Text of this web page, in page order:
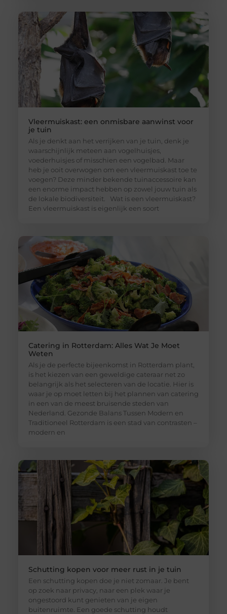
Vleermuiskast: een onmisbare aanwinst voor
je tuin
Als je denkt aan het verrijken van je tuin, denk je
waarschijnlijk meteen aan vogelhuisjes,
voederhuisjes of misschien een vogelbad. Maar
heb je ooit overwogen om een vleermuiskast toe te
voegen? Deze minder bekende tuinaccessoire kan
een enorme impact hebben op zowel jouw tuin als
de lokale biodiversiteit. Wat is een vleermuiskast?
Een vleermuiskast is eigenlijk een soort
Catering in Rotterdam: Alles Wat Je Moet
Weten
Als je de perfecte bijeenkomst in Rotterdam plant,
is het kiezen van een geweldige cateraar net zo
belangrijk als het selecteren van de locatie. Hier is
waar je op moet letten bij het plannen van catering
in een van de meest bruisende steden van
Nederland. Gezonde Balans Tussen Modern en
Traditioneel Rotterdam is een stad van contrasten –
modern en
Schutting kopen voor meer rust in je tuin
Een schutting kopen doe je niet zomaar. Je bent
op zoek naar privacy, naar een plek waar je
ongestoord kunt genieten van je eigen
buitenruimte. Een goede schutting houdt